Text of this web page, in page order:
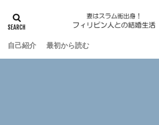
自己紹介 最初から読む